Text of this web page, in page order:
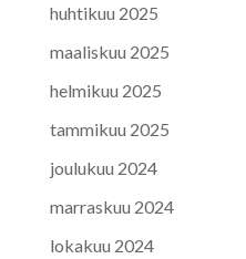
huhtikuu 2025
maaliskuu 2025
helmikuu 2025
tammikuu 2025
joulukuu 2024
marraskuu 2024
lokakuu 2024